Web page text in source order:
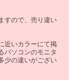
すので、売り違い
近いカラーにて掲
パソコンのモニタ
少の違いがござい